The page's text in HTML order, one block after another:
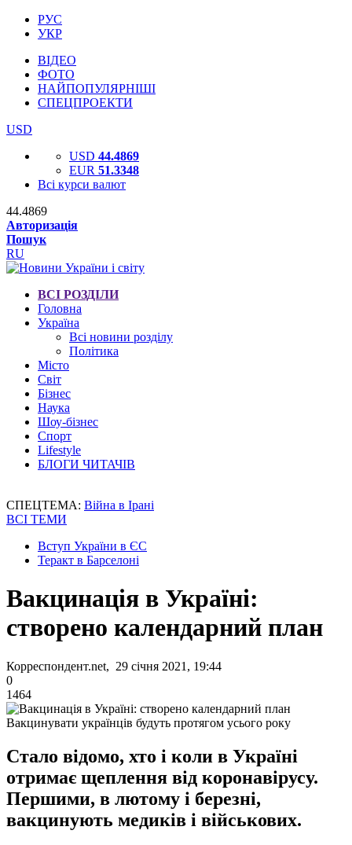
РУС
УКР
ВІДЕО
ФОТО
НАЙПОПУЛЯРНІШІ
СПЕЦПРОЕКТИ
USD
USD 44.4869
EUR 51.3348
Всі курси валют
44.4869
Авторизація
Пошук
RU
ВСІ РОЗДІЛИ
Головна
Україна
Всі новини розділу
Політика
Місто
Світ
Бізнес
Наука
Шоу-бізнес
Спорт
Lifestyle
БЛОГИ ЧИТАЧІВ
СПЕЦТЕМА: Війна в Ірані
ВСІ ТЕМИ
Вступ України в ЄС
Теракт в Барселоні
Вакцинація в Україні:
створено календарний план
Корреспондент.net, 29 січня 2021, 19:44
0
1464
Вакцинувати українців будуть протягом усього року
Стало відомо, хто і коли в Україні
отримає щеплення від коронавірусу.
Першими, в лютому і березні,
вакцинують медиків і військових.